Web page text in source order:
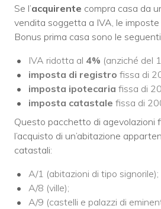
Se l’acquirente compra casa da
vendita soggetta a IVA, le imposte
Bonus prima casa sono le
IVA ridotta al 4% (anziché del
imposta di registro fissa di
imposta ipotecaria fissa di
imposta catastale fissa di
Questo pacchetto di agevolazioni
l’acquisto di un’abitazione
catastali:
A/1 (abitazioni di tipo signorile);
A/8 (ville);
A/9 (castelli e palazzi di